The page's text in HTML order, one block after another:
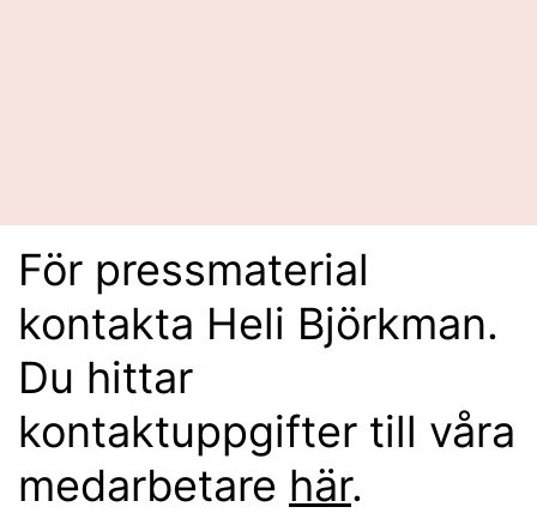
För pressmaterial
kontakta Heli Björkman.
Du hittar
kontaktuppgifter till våra
medarbetare här.